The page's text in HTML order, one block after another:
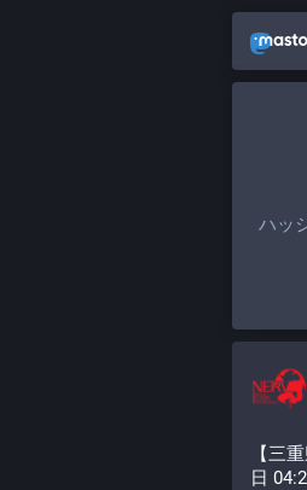
ハッ
【三
日